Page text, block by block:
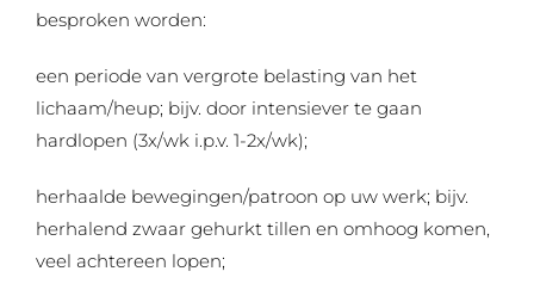
besproken worden:
een periode van vergrote belasting van het
lichaam/heup; bijv. door intensiever te gaan
hardlopen (3x/wk i.p.v. 1-2x/wk);
herhaalde bewegingen/patroon op uw werk; bijv.
herhalend zwaar gehurkt tillen en omhoog komen,
veel achtereen lopen;